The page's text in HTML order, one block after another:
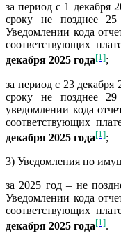
за период с 1 декабря
сроку не позднее
Уведомлении кода
соответствующих
декабря 2025 года[1];
за период с 23 декабря
сроку не позднее
уведомлении кода
соответствующих
декабря 2025 года[1];
3) Уведомления по
за 2025 год – не
Уведомлении кода
соответствующих
декабря 2025 года[1].